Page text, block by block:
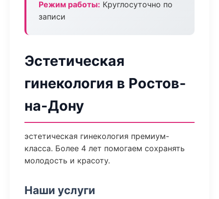
Режим работы: Круглосуточно по
записи
Эстетическая
гинекология в Ростов-
на-Дону
эстетическая гинекология премиум-
класса. Более 4 лет помогаем сохранять
молодость и красоту.
Наши услуги